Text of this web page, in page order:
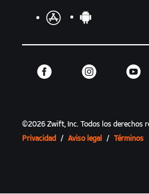
©2026 Zwift, Inc.Todos los derechos
Privacidad / Aviso legal / Términos